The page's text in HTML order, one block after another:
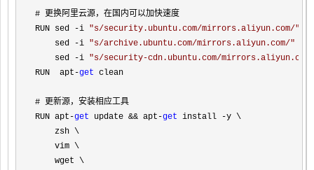
# 更换阿里云源，在国内可以加快速度
RUN sed
-i "s/security.ubuntu.com/mirrors.aliyun.com/"
    sed
-i "s/archive.ubuntu.com/mirrors.aliyun.com/"
    sed
-i "s/security-cdn.ubuntu.com/mirrors.aliyun.com/
RUN  apt -get clean
# 更新源，安装相应工具
RUN apt -get update && apt-get install -y \
    zsh \
    vim \
    wget \